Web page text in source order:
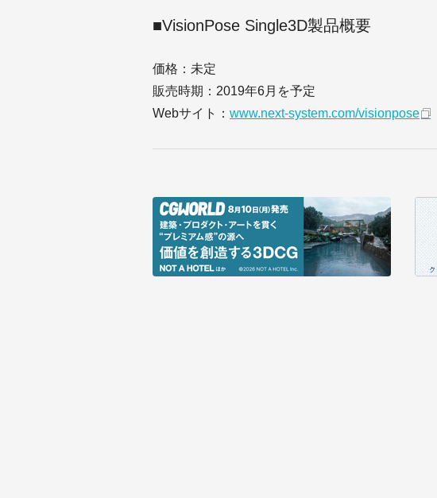
■VisionPose Single3D製品概要
価格：未定
販売時期：2019年6月を予定
Webサイト： www.next-system.com/visionpose